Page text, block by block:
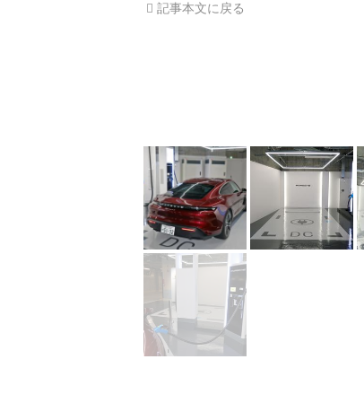
記事本文に戻る